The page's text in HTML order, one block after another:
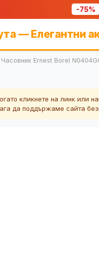
-75%
— Елегантни
Часовник Ernest Borel
кликнете на линк или
да поддържаме сайта